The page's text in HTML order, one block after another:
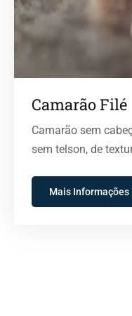
Camarão Filé
Camarão sem
sem telson, de
Mais Informações